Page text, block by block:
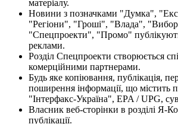
матеріалу.
Новини з позначками "Думка",
"Регіони", "Гроші", "Влада",
"Спецпроекти", "Промо"
реклами.
Розділ Спецпроекти створюється
комерційними партнерами.
Будь яке копіювання, публікація,
поширення інформації, що містить
"Інтерфакс-Україна", EPA / UPG,
Власник веб-сторінки в розділі Я-
публікації.